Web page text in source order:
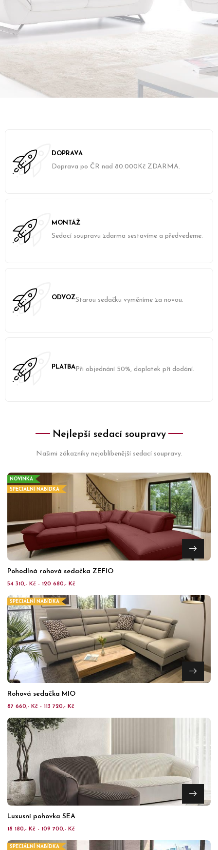
DOPRAVA
Doprava po ČR nad 80.000Kč ZDARMA.
MONTÁŽ
Sedací soupravu zdarma sestavíme a předvedeme.
ODVOZStarou sedačku vyměníme za novou.
PLATBAPři objednání 50%, doplatek při dodání.
Nejlepší sedací soupravy
Našimi zákazníky nejoblíbenější sedací soupravy.
NOVINKA
SPECIÁLNÍ NABÍDKA
Pohodlná rohová sedačka ZEFIO
54 310,- Kč - 120 680,- Kč
SPECIÁLNÍ NABÍDKA
Rohová sedačka MIO
87 660,- Kč - 113 720,- Kč
Luxusní pohovka SEA
18 180,- Kč - 109 700,- Kč
SPECIÁLNÍ NABÍDKA